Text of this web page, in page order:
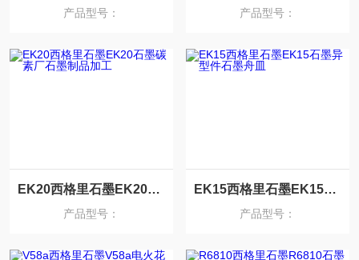
产品型号： 产品型号：
EK20西格里石墨EK20石墨碳素厂石墨制品加工
产品型号：
EK15西格里石墨EK15石墨异型件石墨舟皿
产品型号：